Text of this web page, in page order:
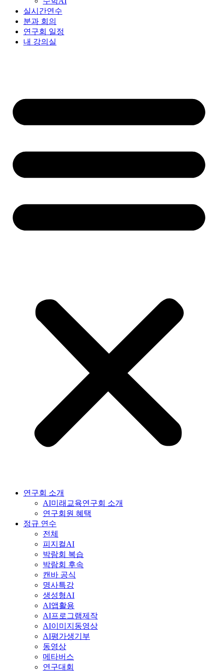
실시간연수
분과 회의
연구회 일정
내 강의실
연구회 소개
AI미래교육연구회 소개
연구회원 혜택
정규 연수
전체
피지컬AI
박람회 복습
박람회 후속
캔바 공식
명사특강
생성형AI
AI앱활용
AI프로그램제작
AI이미지동영상
AI평가생기부
동영상
메타버스
연구대회